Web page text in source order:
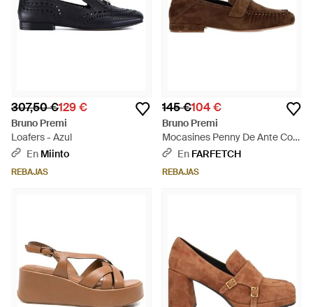
307,50 €129 €
Bruno Premi
Loafers - Azul
En Miinto
REBAJAS
145 €104 €
Bruno Premi
Mocasines Penny De Ante Con
Detalle De Tira - Marrón
En FARFETCH
REBAJAS